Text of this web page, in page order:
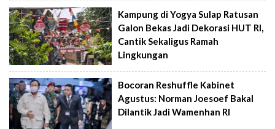
Kampung di Yogya Sulap Ratusan
Galon Bekas Jadi Dekorasi HUT RI,
Cantik Sekaligus Ramah
Lingkungan
Bocoran Reshuffle Kabinet
Agustus: Norman Joesoef Bakal
Dilantik Jadi Wamenhan RI